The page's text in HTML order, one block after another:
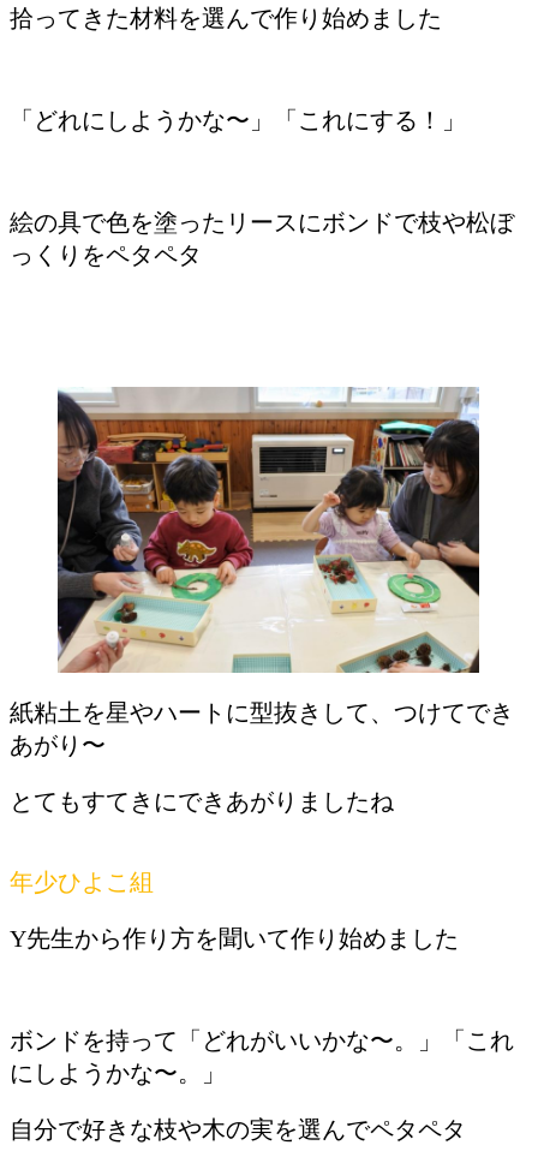
拾ってきた材料を選んで作り始めました
「どれにしようかな〜」「これにする！」
絵の具で色を塗ったリースにボンドで枝や松ぼ
っくりをペタペタ
紙粘土を星やハートに型抜きして、つけてでき
あがり〜
とてもすてきにできあがりましたね
年少ひよこ組
Y先生から作り方を聞いて作り始めました
ボンドを持って「どれがいいかな〜。」「これ
にしようかな〜。」
自分で好きな枝や木の実を選んでペタペタ